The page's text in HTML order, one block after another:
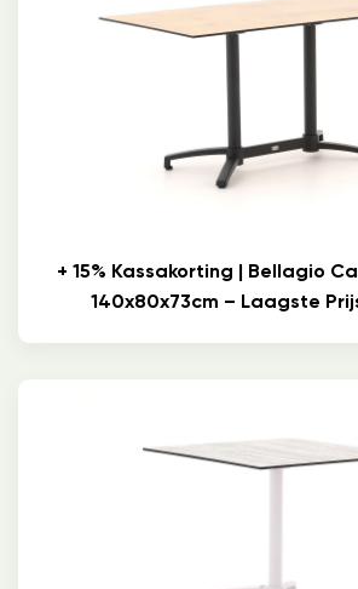
+ 15% Kassakorting | Bellagio
140x80x73cm – Laagste